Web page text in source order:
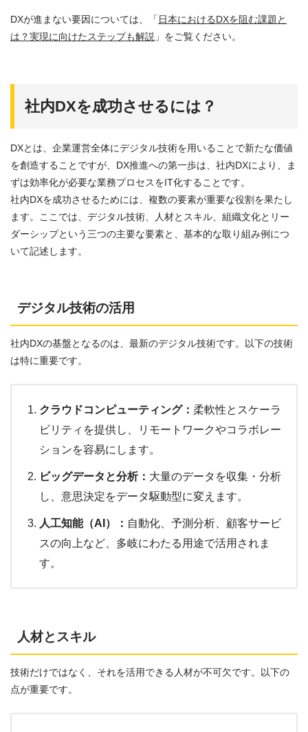
DXが進まない要因については、「 日本におけるDXを阻む課題と
は？実現に向けたステップも解説 」をご覧ください。
社内DXを成功させるには？
DXとは、企業運営全体にデジタル技術を用いることで新たな価値
を創造することですが、DX推進への第一歩は、社内DXにより、ま
ずは効率化が必要な業務プロセスをIT化することです。
社内DXを成功させるためには、複数の要素が重要な役割を果たし
ます。ここでは、デジタル技術、人材とスキル、組織文化とリー
ダーシップという三つの主要な要素と、基本的な取り組み例につ
いて記述します。
デジタル技術の活用
社内DXの基盤となるのは、最新のデジタル技術です。以下の技術
は特に重要です。
クラウドコンピューティング： 柔軟性とスケーラ
ビリティを提供し、リモートワークやコラボレー
ションを容易にします。
ビッグデータと分析： 大量のデータを収集・分析
し、意思決定をデータ駆動型に変えます。
人工知能（AI）： 自動化、予測分析、顧客サービ
スの向上など、多岐にわたる用途で活用されま
す。
人材とスキル
技術だけではなく、それを活用できる人材が不可欠です。以下の
点が重要です。